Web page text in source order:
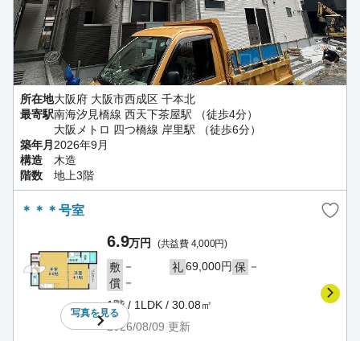
所在地大阪府 大阪市西成区 千本北
最寄駅南海汐見橋線 西天下茶屋駅 （徒歩4分）
大阪メトロ 四つ橋線 岸里駅 （徒歩6分）
築年月 2026年9月
構造
木造
階数
地上3階
＊＊＊号室
写真を見る
6.9万円 (共益費 4,000円)
敷 － 礼69,000円 保 －
償 －
1階 / 1LDK / 30.08㎡
2026/08/09 更新